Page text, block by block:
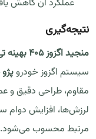
عملکرد آن کاهش
نتیجه‌گیری
منجید اگزوز 405 بهینه تی تی کا (TTK)
سیستم اگزوز خودروپژو 405
مقاوم، طراحی دقیق و
لرزش‌ها، افزایش
مرتبط محسوب می‌شود.